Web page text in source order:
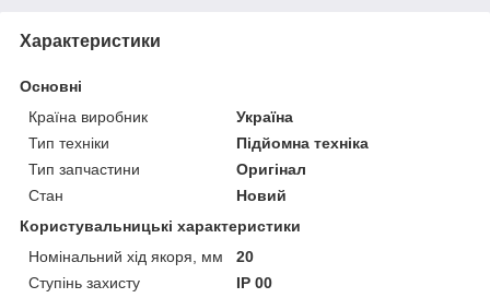
Характеристики
Основні
Країна виробник
Україна
Тип техніки
Підйомна техніка
Тип запчастини
Оригінал
Стан
Новий
Користувальницькі характеристики
Номінальний хід якоря, мм
20
Ступінь захисту
IP 00